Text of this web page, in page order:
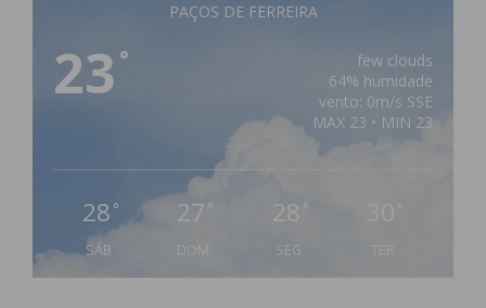
PAÇOS DE FERREIRA
23 °
few clouds
64% humidade
vento: 0m/s SSE
MAX 23 • MIN 23
28 °
SÁB
27 °
DOM
28 °
SEG